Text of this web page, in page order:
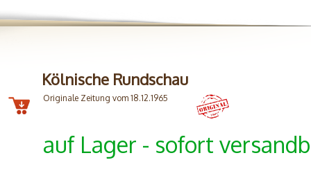
Kölnische Rundschau
Originale Zeitung vom 18.12.1965
auf Lager - sofort